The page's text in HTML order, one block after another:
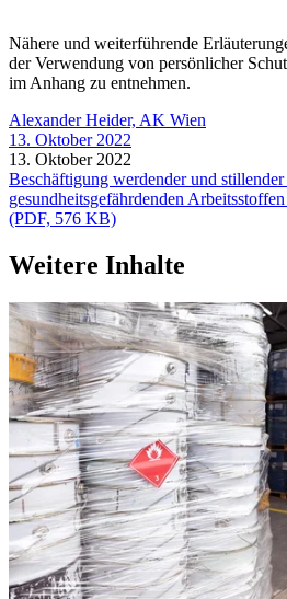
Nähere und weiterführende
der Verwendung von persönlicher
im Anhang zu entnehmen.
Alexander Heider, AK Wien
13. Oktober 2022
13. Oktober 2022
Beschäftigung werdender und
gesundheitsgefährdenden
(PDF, 576 KB)
Weitere Inhalte